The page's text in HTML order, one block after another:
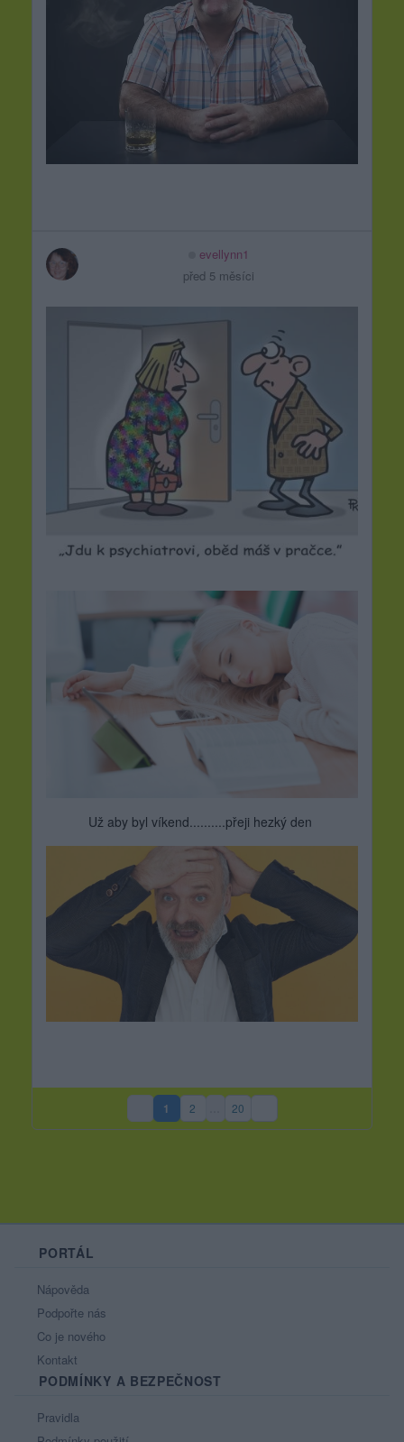
evellynn1
před 5 měsíci
Už aby byl víkend..........přeji hezký den
1(aktuální strana)
2 20
PORTÁL
Nápověda
Podpořte nás
Co je nového
Kontakt
PODMÍNKY A BEZPEČNOST
Pravidla